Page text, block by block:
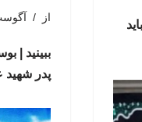
از آگوست 6,
ببینید |
پدر شهید